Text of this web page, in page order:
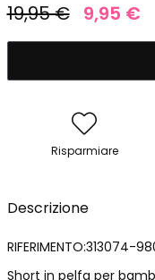
19,95 € 9,95 €
Risparmiare
Descrizione
RIFERIMENTO:313074-
Short in pelfa per